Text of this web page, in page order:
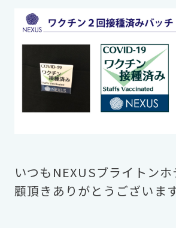
いつもNEXUSブライトン
顧頂きありがとうございます